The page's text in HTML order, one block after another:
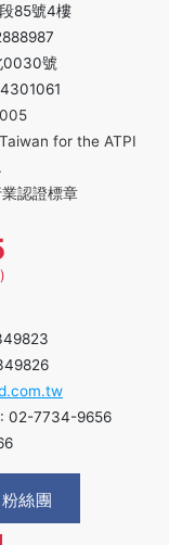
85號4樓
0030號
for the ATPI
認證標章
: 02-7734-9656
絲團